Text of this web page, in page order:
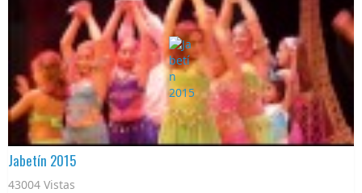
Jabetín 2015
43004 Vistas